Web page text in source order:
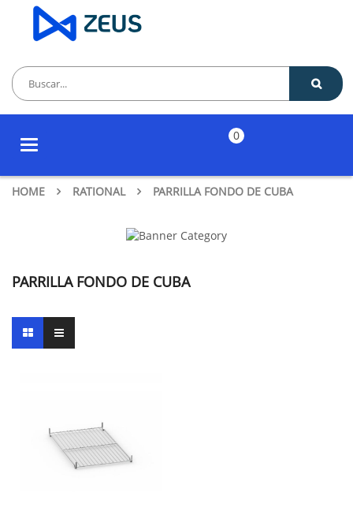
Toggle
0
HOME RATIONAL PARRILLA FONDO DE CUBA
PARRILLA FONDO DE CUBA